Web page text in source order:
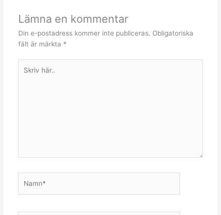
Lämna en kommentar
Din e-postadress kommer inte publiceras. Obligatoriska
fält är märkta *
här..